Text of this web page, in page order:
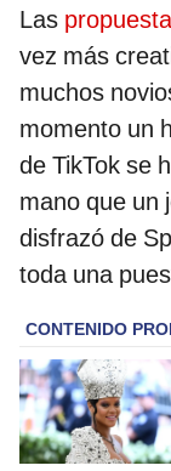
Las
vez más
muchos
momento un
de TikTok se
mano que un
disfrazó de
toda una